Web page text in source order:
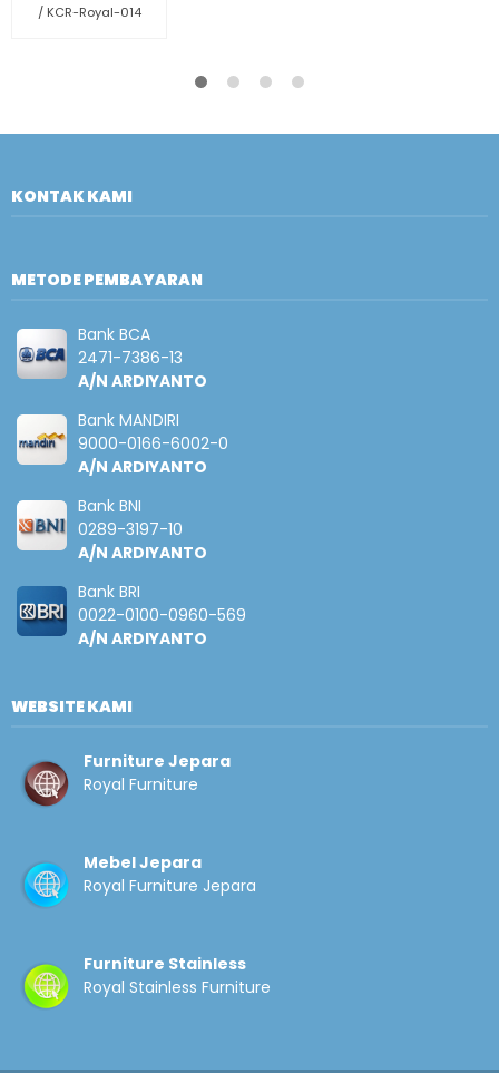
/ KCR-Royal-014
KONTAK KAMI
METODE PEMBAYARAN
Bank BCA
2471-7386-13
A/N ARDIYANTO
Bank MANDIRI
9000-0166-6002-0
A/N ARDIYANTO
Bank BNI
0289-3197-10
A/N ARDIYANTO
Bank BRI
0022-0100-0960-569
A/N ARDIYANTO
WEBSITE KAMI
Furniture Jepara
Royal Furniture
Mebel Jepara
Royal Furniture Jepara
Furniture Stainless
Royal Stainless Furniture